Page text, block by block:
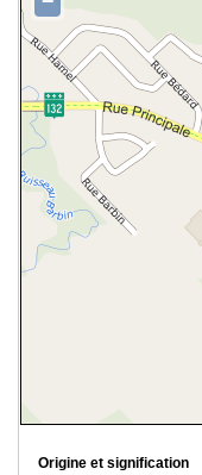
Origine et signification